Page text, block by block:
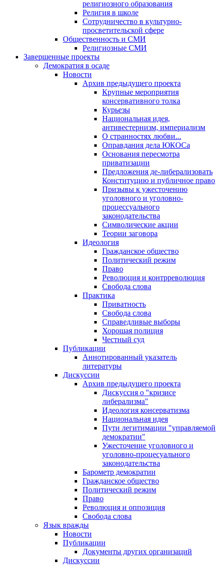
религиозного образования
Религия в школе
Сотрудничество в культурно-
просветительской сфере
Общественность и СМИ
Религиозные СМИ
Завершенные проекты
Демократия в осаде
Новости
Архив предыдущего проекта
Крупные мероприятия
консервативного толка
Курьезы
Национальная идея,
антивестернизм, империализм
О странностях любви...
Оправдания дела ЮКОСа
Основания пересмотра
приватизации
Предложения де-либерализовать
Конституцию и публичное право
Призывы к ужесточению
уголовного и уголовно-
процессуального
законодательства
Символические акции
Теории заговора
Идеология
Гражданское общество
Политический режим
Право
Революция и контрреволюция
Свобода слова
Практика
Приватность
Свобода слова
Справедливые выборы
Хорошая полиция
Честный суд
Публикации
Аннотированный указатель
литературы
Дискуссии
Архив предыдущего проекта
Дискуссия о "кризисе
либерализма"
Идеология консерватизма
Национальная идея
Пути легитимации "управляемой
демократии"
Ужесточение уголовного и
уголовно-процесуального
законодательства
Барометр демократии
Гражданское общество
Политический режим
Право
Революция и оппозиция
Свобода слова
Язык вражды
Новости
Публикации
Документы других организаций
Дискуссии